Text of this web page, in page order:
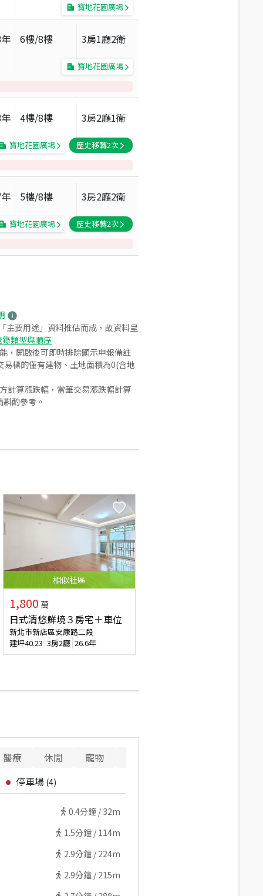
寶地花園廣場
年 6樓/8樓 3房1廳2衛
寶地花園廣場
年 4樓/8樓 3房2廳1衛
寶地花園廣場 歷史移轉2次
年 5樓/8樓 3房2廳2衛
寶地花園廣場 歷史移轉2次
主要用途」資料推估而成，故資料呈
類型與順序
，開啟後可即時排除顯示申報備註
標的僅有建物、土地面積為0(含地
計算漲跌幅，當筆交易漲跌幅計算
酌參考。
相似社區
1,800 萬
日式清悠鮮境３房宅＋車位
新北市新店區安康路二段
建坪40.23 3房2廳 26.6年
醫療 休閒 寵物
停車場 (4)
0.4分鐘 / 32m
1.5分鐘 / 114m
2.9分鐘 / 224m
2.9分鐘 / 215m